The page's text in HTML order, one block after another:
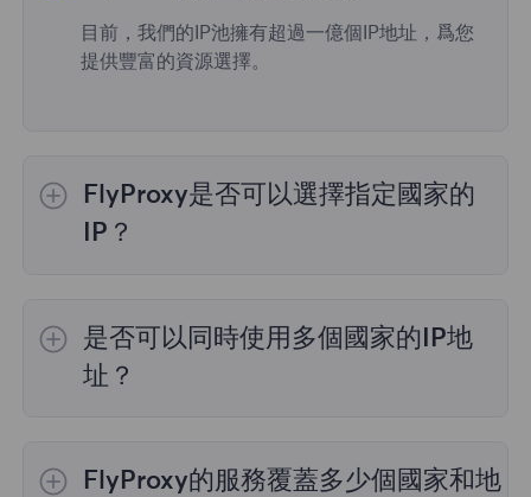
目前，我們的IP池擁有超過一億個IP地址，爲您
提供豐富的資源選擇。
FlyProxy是否可以選擇指定國家的
IP？
的代理選擇； 靜態住宅代理提供36個國家的代
理，購買時您可以選擇所需的國家。
是否可以同時使用多個國家的IP地
址？
有用。您可以在管理面板中自由選擇和切換不同
FlyProxy的服務覆蓋多少個國家和地